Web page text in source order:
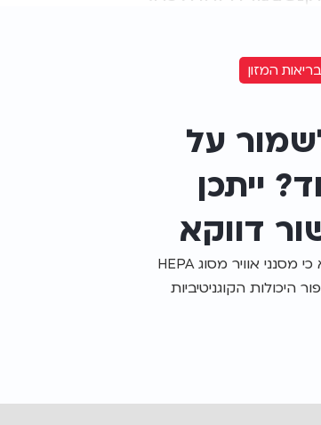
בריאות המזון
על
ייתכן
דווקא
שאתם
מחקר חדש מצא כי מסנני אוויר מסוג HEPA
היכולות הקוגניטיביות
40 ומעלה. החוקרים מדגישים כי